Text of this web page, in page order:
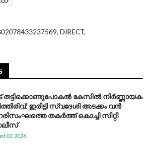
DIRECT,
തട്ടിക്കൊണ്ടുപോകൽ കേസിൽ നിർണ്ണായക
ഇരിട്ടി സ്വദേശി അടക്കം വൻ
തകർത്ത് കൊച്ചി സിറ്റി
02, 2026